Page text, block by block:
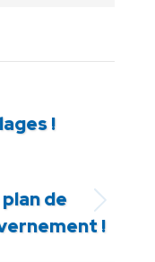
!
de
!